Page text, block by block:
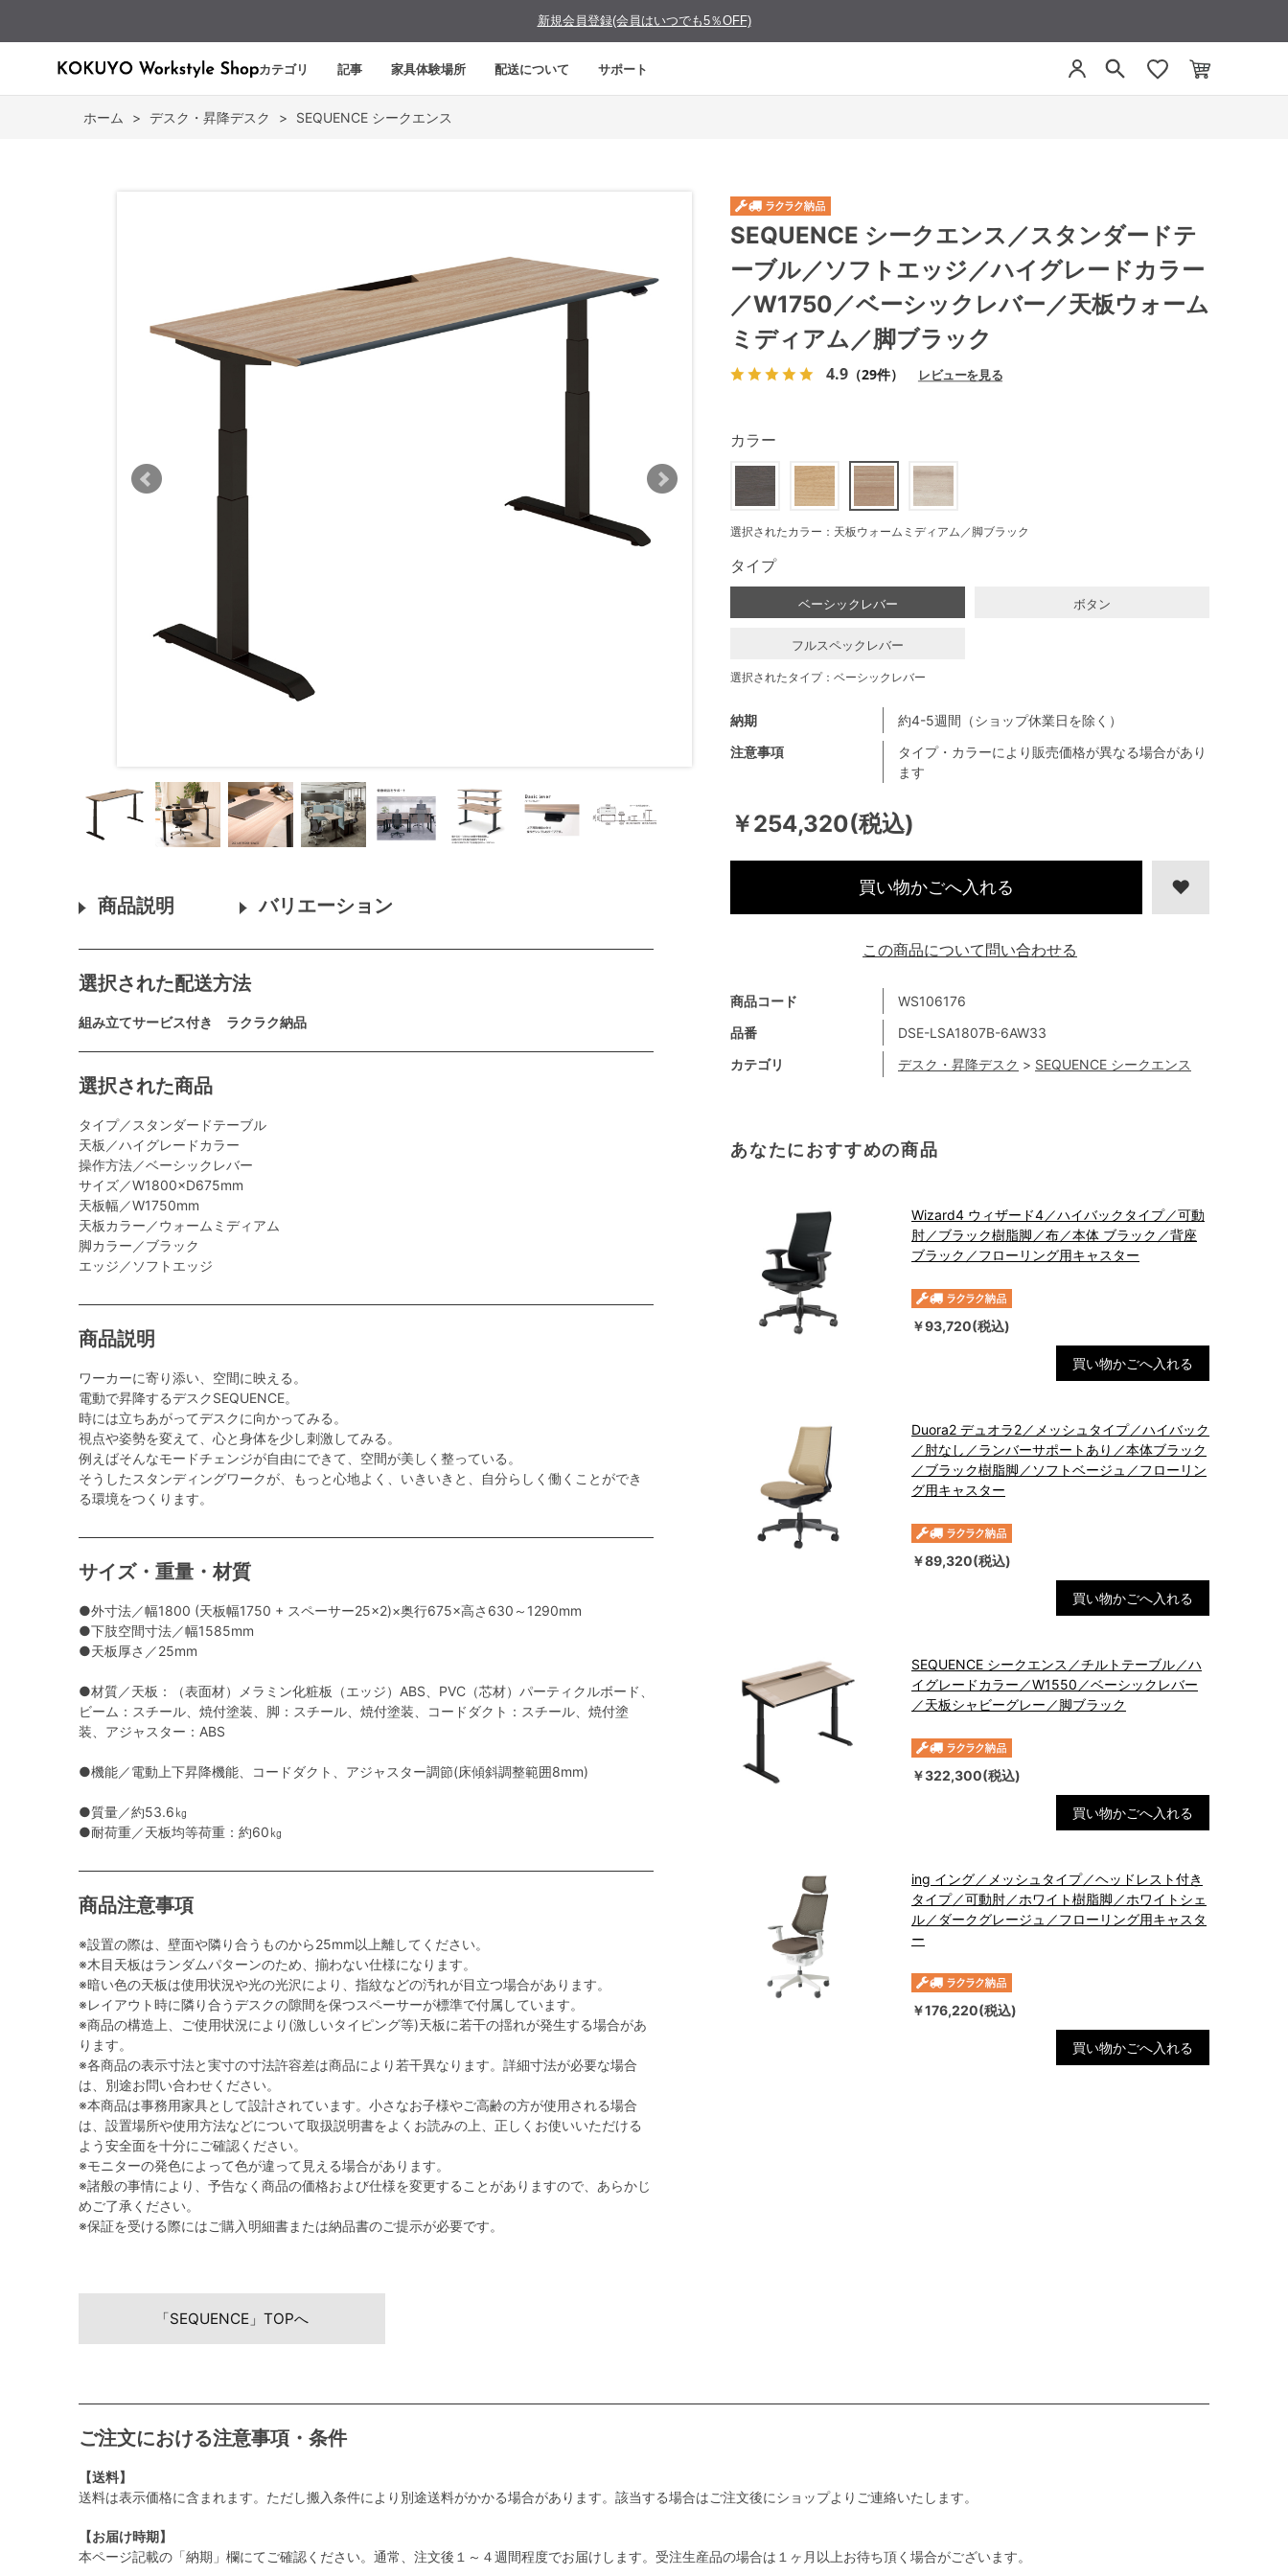
新規会員登録(会員はいつでも5％OFF)
カテゴリ 記事 家具体験場所 配送について サポート
ホーム > デスク・昇降デスク > SEQUENCE シークエンス
商品説明 バリエーション
選択された配送方法
組み立てサービス付き ラクラク納品
選択された商品
タイプ／スタンダードテーブル
天板／ハイグレードカラー
操作方法／ベーシックレバー
サイズ／W1800×D675mm
天板幅／W1750mm
天板カラー／ウォームミディアム
脚カラー／ブラック
エッジ／ソフトエッジ
商品説明
ワーカーに寄り添い、空間に映える。
電動で昇降するデスクSEQUENCE。
時には立ちあがってデスクに向かってみる。
視点や姿勢を変えて、心と身体を少し刺激してみる。
例えばそんなモードチェンジが自由にできて、空間が美しく整っている。
そうしたスタンディングワークが、もっと心地よく、いきいきと、自分らしく働くことができ
る環境をつくります。
サイズ・重量・材質
●外寸法／幅1800 (天板幅1750 + スペーサー25×2)×奥行675×高さ630～1290mm
●下肢空間寸法／幅1585mm
●天板厚さ／25mm
●材質／天板：（表面材）メラミン化粧板（エッジ）ABS、PVC（芯材）パーティクルボード、
ビーム：スチール、焼付塗装、脚：スチール、焼付塗装、コードダクト：スチール、焼付塗
装、アジャスター：ABS
●機能／電動上下昇降機能、コードダクト、アジャスター調節(床傾斜調整範囲8mm)
●質量／約53.6㎏
●耐荷重／天板均等荷重：約60㎏
商品注意事項
※設置の際は、壁面や隣り合うものから25mm以上離してください。
※木目天板はランダムパターンのため、揃わない仕様になります。
※暗い色の天板は使用状況や光の光沢により、指紋などの汚れが目立つ場合があります。
※レイアウト時に隣り合うデスクの隙間を保つスペーサーが標準で付属しています。
※商品の構造上、ご使用状況により(激しいタイピング等)天板に若干の揺れが発生する場合があ
ります。
※各商品の表示寸法と実寸の寸法許容差は商品により若干異なります。詳細寸法が必要な場合
は、別途お問い合わせください。
※本商品は事務用家具として設計されています。小さなお子様やご高齢の方が使用される場合
は、設置場所や使用方法などについて取扱説明書をよくお読みの上、正しくお使いいただける
よう安全面を十分にご確認ください。
※モニターの発色によって色が違って見える場合があります。
※諸般の事情により、予告なく商品の価格および仕様を変更することがありますので、あらかじ
めご了承ください。
※保証を受ける際にはご購入明細書または納品書のご提示が必要です。
SEQUENCE シークエンス／スタンダードテ
ーブル／ソフトエッジ／ハイグレードカラー
／W1750／ベーシックレバー／天板ウォーム
ミディアム／脚ブラック
4.9 （29件） レビューを見る
￥254,320(税込)
商品コード
WS106176
品番
DSE-LSA1807B-6AW33
カテゴリ
デスク・昇降デスク > SEQUENCE シークエンス
注意事項
タイプ・カラーにより販売価格が異なる場合があり
ます
納期 約4-5週間（ショップ休業日を除く）
カラー
選択されたカラー：天板ウォームミディアム／脚ブラック
タイプ
ベーシックレバー ボタン
フルスペックレバー
選択されたタイプ：ベーシックレバー
買い物かごへ入れる
あなたにおすすめの商品
Wizard4 ウィザード4／ハイバックタイプ／可動
肘／ブラック樹脂脚／布／本体 ブラック／背座
ブラック／フローリング用キャスター
￥93,720(税込)
買い物かごへ入れる
Duora2 デュオラ2／メッシュタイプ／ハイバック
／肘なし／ランバーサポートあり／本体ブラック
／ブラック樹脂脚／ソフトベージュ／フローリン
グ用キャスター
￥89,320(税込)
買い物かごへ入れる
SEQUENCE シークエンス／チルトテーブル／ハ
イグレードカラー／W1550／ベーシックレバー
／天板シャビーグレー／脚ブラック
￥322,300(税込)
買い物かごへ入れる
ing イング／メッシュタイプ／ヘッドレスト付き
タイプ／可動肘／ホワイト樹脂脚／ホワイトシェ
ル／ダークグレージュ／フローリング用キャスタ
ー
￥176,220(税込)
買い物かごへ入れる
この商品について問い合わせる
「SEQUENCE」TOPへ
ご注文における注意事項・条件
【送料】
送料は表示価格に含まれます。ただし搬入条件により別途送料がかかる場合があります。該当する場合はご注文後にショップよりご連絡いたします。
【お届け時期】
本ページ記載の「納期」欄にてご確認ください。通常、注文後１～４週間程度でお届けします。受注生産品の場合は１ヶ月以上お待ち頂く場合がございます。